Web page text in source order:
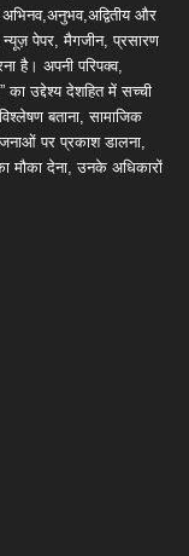
और
न्यूज़ पेपर, मैगजीन, प्रसारण
है। अपनी परिपक्व,
उद्देश्य देशहित में सच्ची
बताना, सामाजिक
पर प्रकाश डालना,
मौका देना, उनके अधिकारों